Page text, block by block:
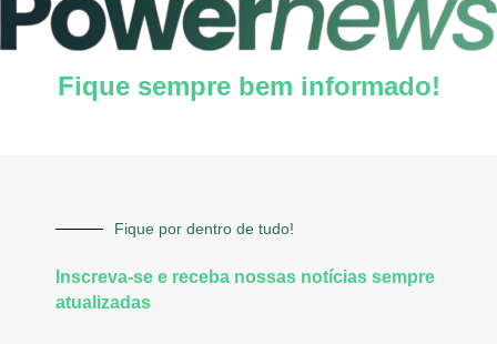
Fique sempre bem informado!
Fique por dentro de tudo!
Inscreva-se e receba nossas notícias sempre
atualizadas